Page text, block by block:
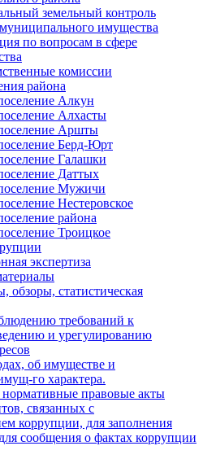
земельный контроль
имущества
по вопросам в сфере
комиссии
района
Алкун
Алхасты
Аршты
Берд-Юрт
Галашки
Даттых
Мужичи
Нестеровское
района
Троицкое
экспертиза
обзоры, статистическая
требований к
и урегулированию
об имуществе и
го характера.
правовые акты
связанных с
коррупции, для заполнения
сообщения о фактах коррупции